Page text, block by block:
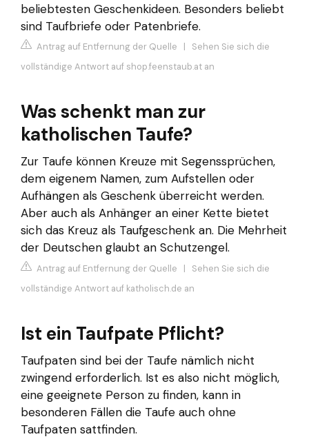
beliebtesten Geschenkideen. Besonders beliebt
sind Taufbriefe oder Patenbriefe.
Antrag auf Entfernung der Quelle | Sehen Sie sich die
vollständige Antwort auf shop.feenstaub.at an
Was schenkt man zur
katholischen Taufe?
Zur Taufe können Kreuze mit Segenssprüchen,
dem eigenem Namen, zum Aufstellen oder
Aufhängen als Geschenk überreicht werden.
Aber auch als Anhänger an einer Kette bietet
sich das Kreuz als Taufgeschenk an. Die Mehrheit
der Deutschen glaubt an Schutzengel.
Antrag auf Entfernung der Quelle | Sehen Sie sich die
vollständige Antwort auf katholisch.de an
Ist ein Taufpate Pflicht?
Taufpaten sind bei der Taufe nämlich nicht
zwingend erforderlich. Ist es also nicht möglich,
eine geeignete Person zu finden, kann in
besonderen Fällen die Taufe auch ohne
Taufpaten sattfinden.